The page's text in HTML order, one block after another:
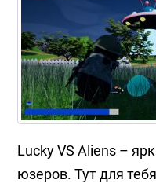
Lucky VS Aliens –
юзеров. Тут для